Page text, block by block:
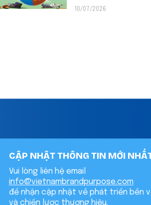
10/07/2026
CẬP NHẬT THÔNG TIN MỚI
Vui lòng liên hệ email
info@vietnambrandpurpose.com
để nhận cập nhật về phát triển bền
và chiến lược thương hiệu.